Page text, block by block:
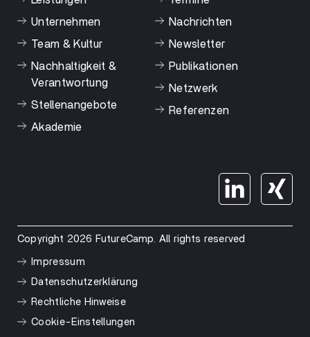
Unternehmen
Team & Kultur
Nachhaltigkeit &
Verantwortung
Stellenangebote
Akademie
Nachrichten
Newsletter
Publikationen
Netzwerk
Referenzen
Copyright 2026 FutureCamp. All rights reserved
Impressum
Datenschutzerklärung
Rechtliche Hinweise
Cookie-Einstellungen